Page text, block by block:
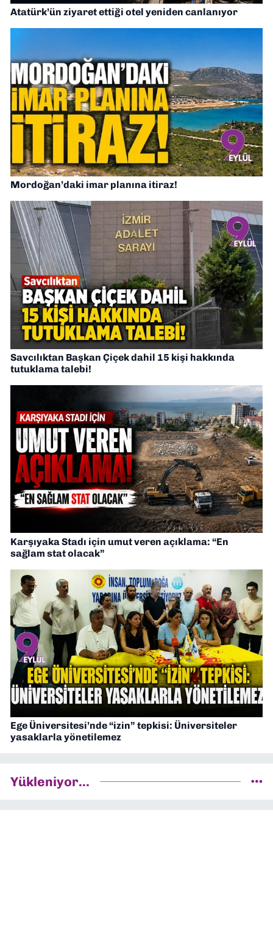
Atatürk’ün ziyaret ettiği otel yeniden canlanıyor
Mordoğan’daki imar planına itiraz!
Savcılıktan Başkan Çiçek dahil 15 kişi hakkında
tutuklama talebi!
Karşıyaka Stadı için umut veren açıklama: “En
sağlam stat olacak”
Ege Üniversitesi’nde “izin” tepkisi: Üniversiteler
yasaklarla yönetilemez
Yükleniyor...